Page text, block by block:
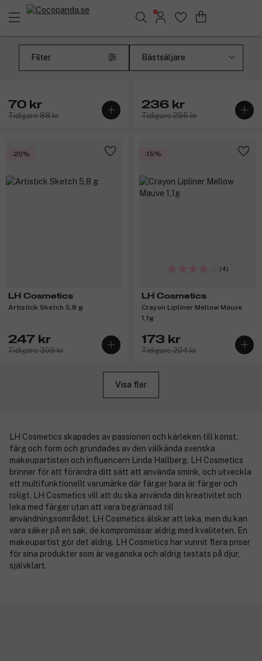
Filter
LH Cosmetics
Sharpe Big
70 kr
Tidigare 88 kr
LH Cosmetics
Artistick Splash 5,8 g
236 kr
Tidigare 295 kr
-20%
LH Cosmetics
Artistick Sketch 5,8 g
247 kr
Tidigare 309 kr
-15%
(4)
LH Cosmetics
Crayon Lipliner Mellow Mauve
1,1g
173 kr
Tidigare 204 kr
Visa fler
LH Cosmetics skapades av passionen och kärleken till konst,
färg och form och grundades av den välkända svenska
makeupartisten och influencern Linda Hallberg. LH Cosmetics
brinner för att förändra ditt sätt att använda smink, och utveckla
ett multifunktionellt varumärke där färger bara är färger och
roligt. LH Cosmetics vill att du ska använda din kreativitet och
leka med färger utan att vara begränsad till
användningsområdet. LH Cosmetics älskar att leka, men du kan
vara säker på en sak, de kompromissar aldrig med kvaliteten. En
makeupartist gör det aldrig. LH Cosmetics har vunnit flera priser
för sina produkter som är veganska och aldrig testats på djur,
självklart.